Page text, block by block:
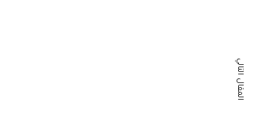
المقال التالي